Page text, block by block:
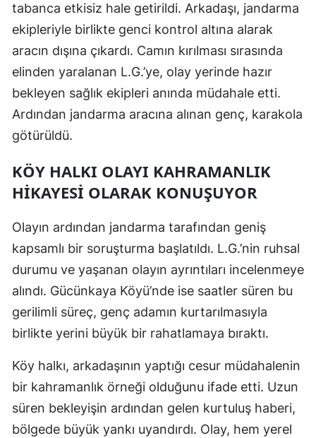
Batman
Şırnak
Bartın
Yalova
Karabük
Kilis
Osmaniye
tabanca etkisiz hale getirildi. Arkadaşı, jandarma
ekipleriyle birlikte genci kontrol altına alarak
aracın dışına çıkardı. Camın kırılması sırasında
elinden yaralanan L.G.’ye, olay yerinde hazır
bekleyen sağlık ekipleri anında müdahale etti.
Ardından jandarma aracına alınan genç, karakola
götürüldü.
KÖY HALKI OLAYI KAHRAMANLIK
HIKAYESI OLARAK KONUŞUYOR
Olayın ardından jandarma tarafından geniş
kapsamlı bir soruşturma başlatıldı. L.G.’nin ruhsal
durumu ve yaşanan olayın ayrıntıları incelenmeye
alındı. Gücünkaya Köyü’nde ise saatler süren bu
gerilimli süreç, genç adamın kurtarılmasıyla
birlikte yerini büyük bir rahatlamaya bıraktı.
Köy halkı, arkadaşının yaptığı cesur müdahalenin
bir kahramanlık örneği olduğunu ifade etti. Uzun
süren bekleyişin ardından gelen kurtuluş haberi,
bölgede büyük yankı uyandırdı. Olay, hem yerel